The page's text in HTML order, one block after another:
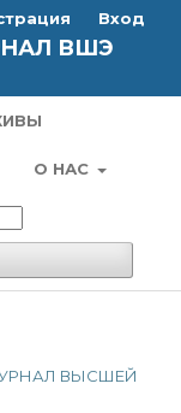
ВШЭ
О НАС
Вход
ВЫСШЕЙ